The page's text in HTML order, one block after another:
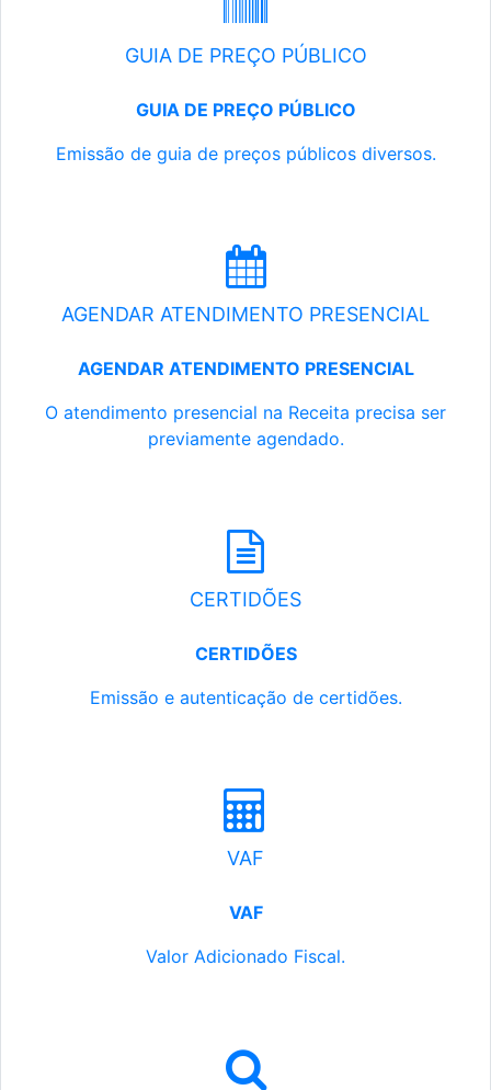
GUIA DE PREÇO PÚBLICO
GUIA DE PREÇO PÚBLICO
Emissão de guia de preços públicos diversos.
AGENDAR ATENDIMENTO PRESENCIAL
AGENDAR ATENDIMENTO PRESENCIAL
O atendimento presencial na Receita precisa ser
previamente agendado.
CERTIDÕES
CERTIDÕES
Emissão e autenticação de certidões.
VAF
VAF
Valor Adicionado Fiscal.